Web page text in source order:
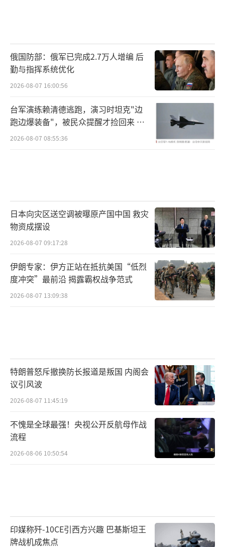
俄国防部：俄军已完成2.7万人增编 后
勤与指挥系统优化
2026-08-07 16:00:56
台军演练赖清德逃跑，演习时坦克"边
跑边爆装备"，被民众提醒才捡回来 演
习状况频出引发关注
2026-08-07 08:55:36
日本向灾区送空调被曝原产国中国 救灾
物资成摆设
2026-08-07 09:17:28
伊朗专家：伊方正站在抵抗美国“低烈
度冲突”最前沿 揭露霸权战争范式
2026-08-07 13:09:38
特朗普怒斥撤换防长报道是叛国 内阁会
议引风波
2026-08-07 11:45:19
不愧是全球最强！央视公开反航母作战
流程
2026-08-06 10:50:54
印媒称歼-10CE引西方兴趣 巴基斯坦王
牌战机成焦点